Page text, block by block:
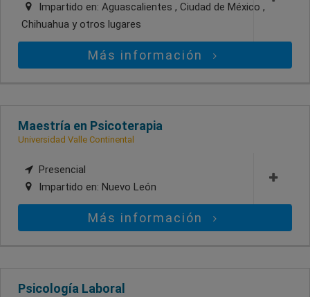
Impartido en: Aguascalientes , Ciudad de México ,
Chihuahua y otros lugares
Más información
Maestría en Psicoterapia
Universidad Valle Continental
Presencial
Impartido en: Nuevo León
Más información
Psicología Laboral